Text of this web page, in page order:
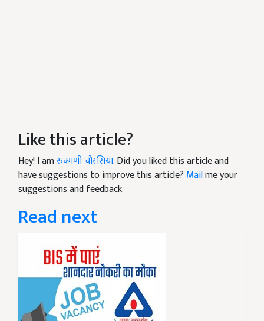
Like this article?
Hey! I amरुक्मणी चौरसिया. Did you liked this article and
have suggestions to improve this article? Mailme your
suggestions and feedback.
Read next